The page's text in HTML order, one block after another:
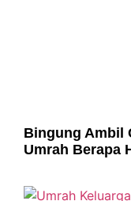
Bingung Ambil
Umrah Berapa